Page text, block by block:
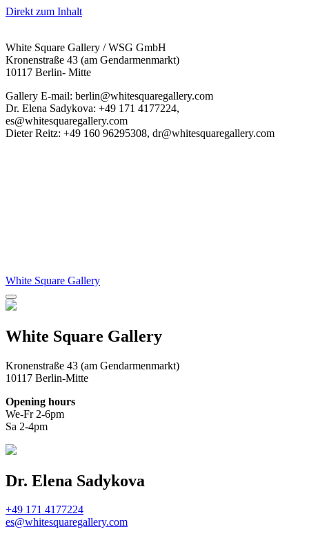
Direkt zum Inhalt
White Square Gallery / WSG GmbH
Kronenstraße 43 (am Gendarmenmarkt)
10117 Berlin- Mitte
Gallery E-mail: berlin@whitesquaregallery.com
Dr. Elena Sadykova: +49 171 4177224,
es@whitesquaregallery.com
Dieter Reitz: +49 160 96295308, dr@whitesquaregallery.com
White Square Gallery
White Square Gallery
Kronenstraße 43 (am Gendarmenmarkt)
10117 Berlin-Mitte
Opening hours
We-Fr 2-6pm
Sa 2-4pm
Dr. Elena Sadykova
+49 171 4177224
es@whitesquaregallery.com